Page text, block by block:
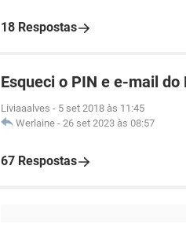
18 Respostas
Esqueci o PIN e e-mail
Liviaaalves - 5 set 2018 às 11:45
Werlaine - 26 set 2023 às 08:57
67 Respostas